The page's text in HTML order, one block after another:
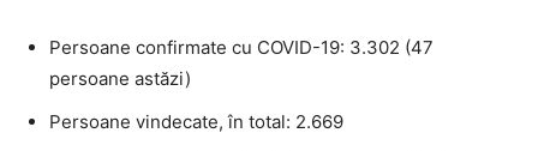
Persoane confirmate cu COVID-19: 3.302 (47
persoane astăzi)
Persoane vindecate, în total: 2.669